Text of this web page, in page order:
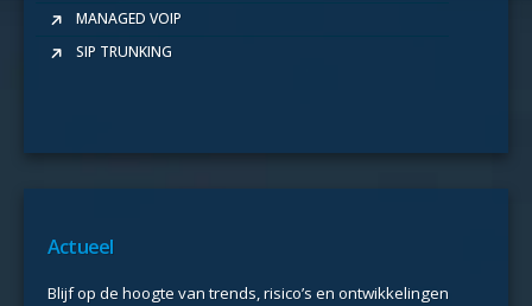
MANAGED VOIP
SIP TRUNKING
Actueel
Blijf op de hoogte van trends, risico’s en ontwikkelingen